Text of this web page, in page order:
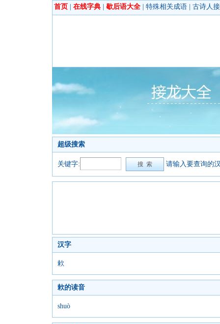
首页 在线字典 歇后语大全 特殊相关成语 古诗人
超级搜索
关键字: 请输入要查询的
汉字
欶
欶的读音
shuò